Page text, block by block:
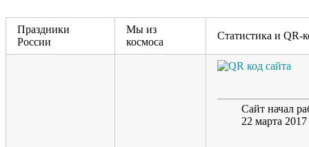
Праздники
России
Мы из
космоса
Статистика и QR-
Сайт начал
22 марта 2017